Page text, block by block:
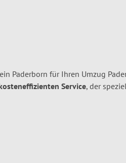
Paderborn für Ihren Umzug
Service, der